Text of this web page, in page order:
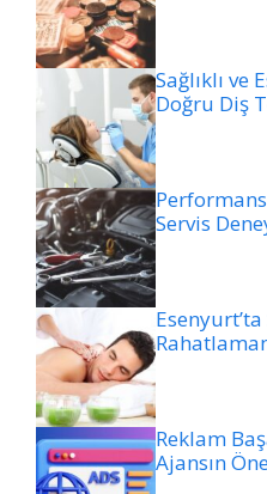
Sağlıklı ve
Doğru Diş
Servis
Reklam
Ajansın